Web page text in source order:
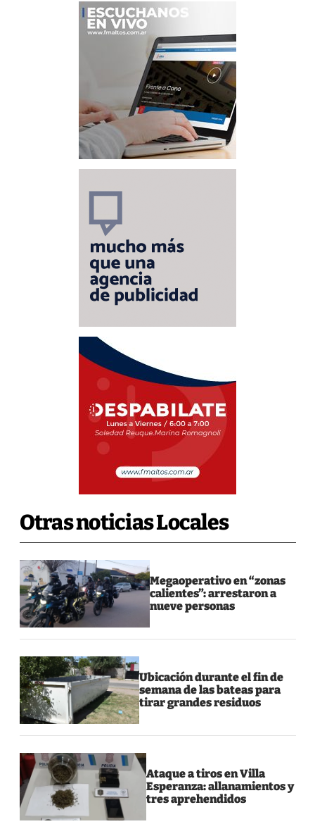
Otras noticias Locales
Megaoperativo en “zonas
calientes”: arrestaron a
nueve personas
Ubicación durante el fin de
semana de las bateas para
tirar grandes residuos
Ataque a tiros en Villa
Esperanza: allanamientos y
tres aprehendidos